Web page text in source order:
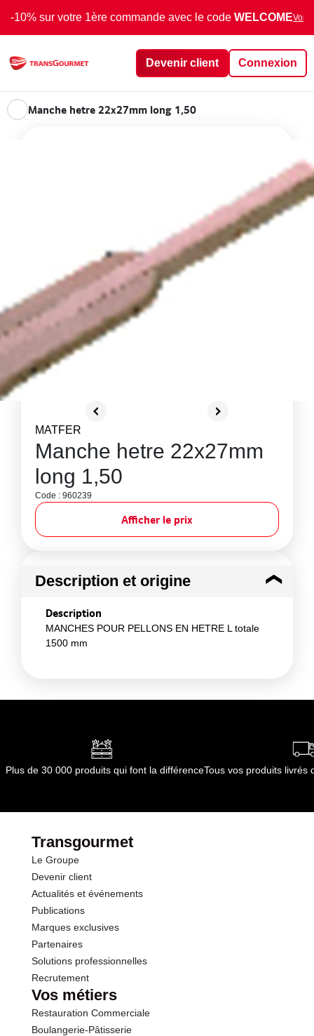
-10% sur votre 1ère commande avec le code WELCOMEVoir
Devenir client Connexion
Manche hetre 22x27mm long 1,50
MATFER
Manche hetre 22x27mm
long 1,50
Code : 960239
Afficher le prix
Description et origine
Description
MANCHES POUR PELLONS EN HETRE L totale
1500 mm
Plus de 30 000 produits qui font la différenceTous vos produits livrés
Transgourmet
Le Groupe
Devenir client
Actualités et événements
Publications
Marques exclusives
Partenaires
Solutions professionnelles
Recrutement
Vos métiers
Restauration Commerciale
Boulangerie-Pâtisserie